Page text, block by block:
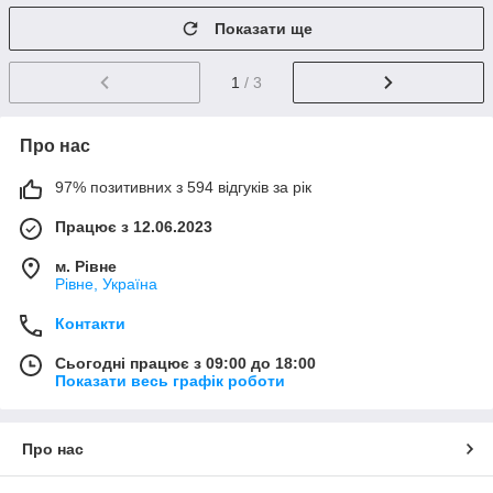
Показати ще
1 / 3
Про нас
97% позитивних з 594 відгуків за рік
Працює з 12.06.2023
м. Рівне
Рівне, Україна
Контакти
Сьогодні працює з 09:00 до 18:00
Показати весь графік роботи
Про нас